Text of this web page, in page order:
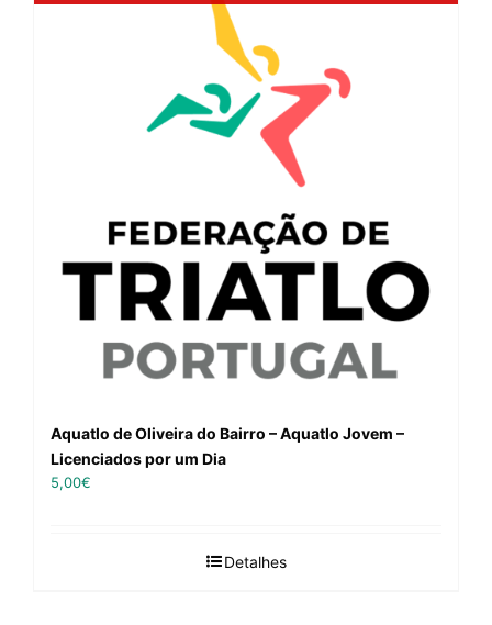
Aquatlo de Oliveira do Bairro – Aquatlo Jovem –
Licenciados por um Dia
5,00€
Detalhes